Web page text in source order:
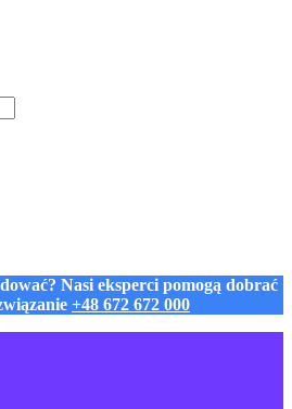
Nasi eksperci pomogą dobrać
+48 672 672 000